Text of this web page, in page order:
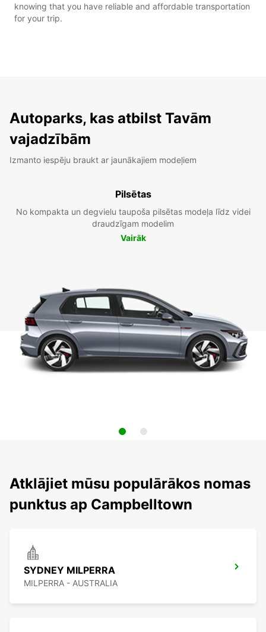
knowing that you have reliable and affordable transportation
for your trip.
Autoparks, kas atbilst Tavām
vajadzībām
Izmanto iespēju braukt ar jaunākajiem modeļiem
Pilsētas
No kompakta un degvielu taupoša pilsētas modeļa līdz videi
draudzīgam modelim
Vairāk
Atklājiet mūsu populārākos nomas
punktus ap Campbelltown
SYDNEY MILPERRA
MILPERRA - AUSTRALIA